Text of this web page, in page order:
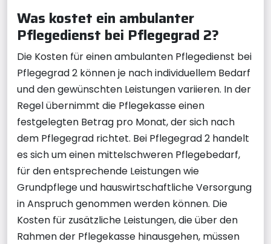
Was kostet ein ambulanter
Pflegedienst bei Pflegegrad 2?
Die Kosten für einen ambulanten Pflegedienst bei
Pflegegrad 2 können je nach individuellem Bedarf
und den gewünschten Leistungen variieren. In der
Regel übernimmt die Pflegekasse einen
festgelegten Betrag pro Monat, der sich nach
dem Pflegegrad richtet. Bei Pflegegrad 2 handelt
es sich um einen mittelschweren Pflegebedarf,
für den entsprechende Leistungen wie
Grundpflege und hauswirtschaftliche Versorgung
in Anspruch genommen werden können. Die
Kosten für zusätzliche Leistungen, die über den
Rahmen der Pflegekasse hinausgehen, müssen